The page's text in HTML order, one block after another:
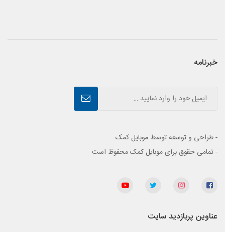
خبرنامه
- طراحی و توسعه توسط موبایل کمک
- تمامی حقوق برای موبایل کمک محفوظ است
عناوین پربازدید سایت